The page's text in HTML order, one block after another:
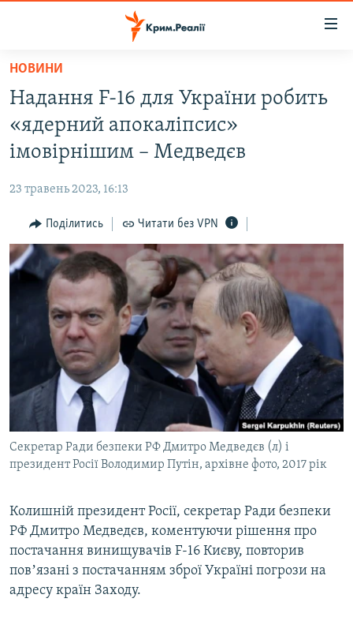
Перейти
основного
матеріалу
Перейти
до
основної
навігації
Перейти
до
пошуку
ВОДА.КРИМ
ВІДЕО ТА ФОТО
БЛОГИ
ПОГЛЯД
ІНТЕРВ'Ю
ВСЕ ЗА ДЕНЬ
СПЕЦПРОЕКТИ
ДЕПОРТАЦІЯ
ВІДЕОУРОКИ «ELIFBE»
СВІДЧЕННЯ ОКУПАЦІЇ
УКРАЇНСЬКА ПРОБЛЕМА КРИМУ
ІНФОГРАФІКА
ЯК ОБІЙТИ БЛОКУВАННЯ
Русский
Qırımtatar
ДОЛУЧАЙСЯ!
Усі сайти RFE/RL
НОВИНИ
Надання F-16 для України робить
«ядерний апокаліпсис»
імовірнішим – Медведєв
23 травень 2023, 16:13
Поділитись Читати без VPN
Секретар Ради безпеки РФ Дмитро Медведєв (л) і
президент Росії Володимир Путін, архівне фото, 2017 рік
Колишній президент Росії, секретар Ради безпеки
РФ Дмитро Медведєв, коментуючи рішення про
постачання винищувачів F-16 Києву, повторив
повʼязані з постачанням зброї Україні погрози на
адресу країн Заходу.